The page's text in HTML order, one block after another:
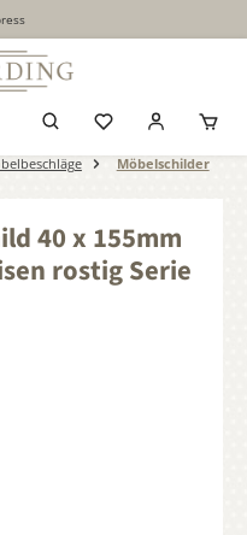
Möbelschilder
40 x 155mm
rostig Serie